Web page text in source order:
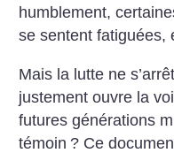
humblement,
se sentent fatiguées,
Mais la lutte ne
justement ouvre la
futures générations
témoin ? Ce